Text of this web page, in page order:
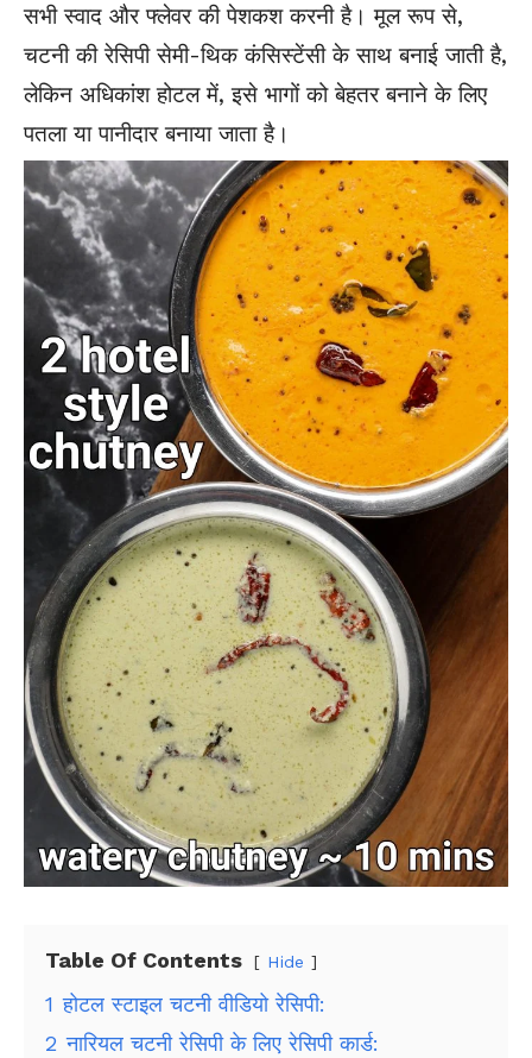
सभी स्वाद और फ्लेवर की पेशकश करनी है। मूल रूप से,
चटनी की रेसिपी सेमी-थिक कंसिस्टेंसी के साथ बनाई जाती है,
लेकिन अधिकांश होटल में, इसे भागों को बेहतर बनाने के लिए
पतला या पानीदार बनाया जाता है।
Table Of Contents Hide
1 होटल स्टाइल चटनी वीडियो रेसिपी:
2 नारियल चटनी रेसिपी के लिए रेसिपी कार्ड: